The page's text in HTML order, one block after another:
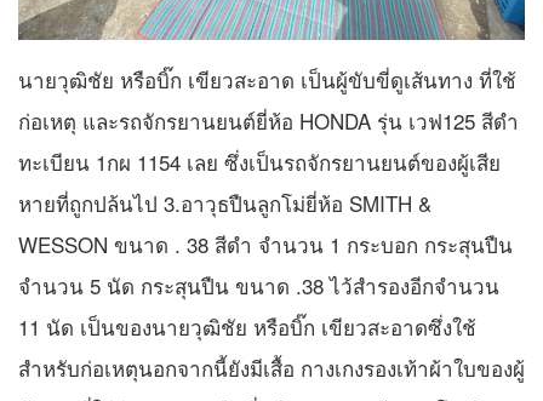
นายวุฒิชัย หรือบิ๊ก เขียวสะอาด เป็นผู้ขับขี่ดูเส้นทาง ที่ใช้
ก่อเหตุ และรถจักรยานยนต์ยี่ห้อ HONDA รุ่น เวฟ125 สีดำ
ทะเบียน 1กผ 1154 เลย ซึ่งเป็นรถจักรยานยนต์ของผู้เสีย
หายที่ถูกปล้นไป 3.อาวุธปืนลูกโม่ยี่ห้อ SMITH &
WESSON ขนาด . 38 สีดำ จำนวน 1 กระบอก กระสุนปืน
จำนวน 5 นัด กระสุนปืน ขนาด .38 ไว้สำรองอีกจำนวน
11 นัด เป็นของนายวุฒิชัย หรือบิ๊ก เขียวสะอาดซึ่งใช้
สำหรับก่อเหตุนอกจากนี้ยังมีเสื้อ กางเกงรองเท้าผ้าใบของผู้